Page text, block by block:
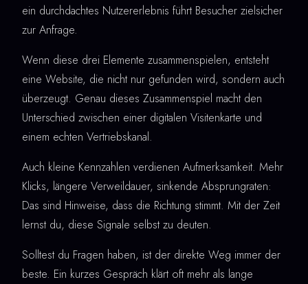
ein durchdachtes Nutzererlebnis führt Besucher zielsicher
zur Anfrage.
Wenn diese drei Elemente zusammenspielen, entsteht
eine Website, die nicht nur gefunden wird, sondern auch
überzeugt. Genau dieses Zusammenspiel macht den
Unterschied zwischen einer digitalen Visitenkarte und
einem echten Vertriebskanal.
Auch kleine Kennzahlen verdienen Aufmerksamkeit. Mehr
Klicks, längere Verweildauer, sinkende Absprungraten:
Das sind Hinweise, dass die Richtung stimmt. Mit der Zeit
lernst du, diese Signale selbst zu deuten.
Solltest du Fragen haben, ist der direkte Weg immer der
beste. Ein kurzes Gespräch klärt oft mehr als lange